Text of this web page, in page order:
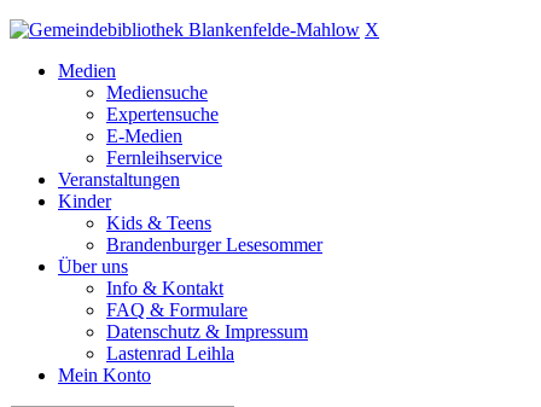
X
Medien
Mediensuche
Expertensuche
E-Medien
Fernleihservice
Veranstaltungen
Kinder
Kids & Teens
Brandenburger Lesesommer
Über uns
Info & Kontakt
FAQ & Formulare
Datenschutz & Impressum
Lastenrad Leihla
Mein Konto